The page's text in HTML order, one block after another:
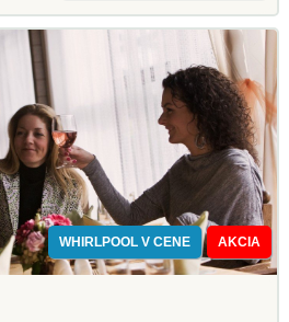
WHIRLPOOL V CENE AKCIA